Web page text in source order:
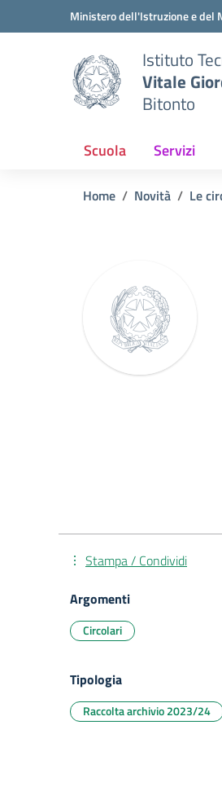
Vai ai contenuti
Vai al menu di navigazioneMinistero dell'Istruzione e del
Istituto
Vitale
Bitonto
Scuola Servizi
Home Novità Le
Stampa / Condividi
Argomenti
Circolari
Tipologia
Raccolta archivio 2023/24